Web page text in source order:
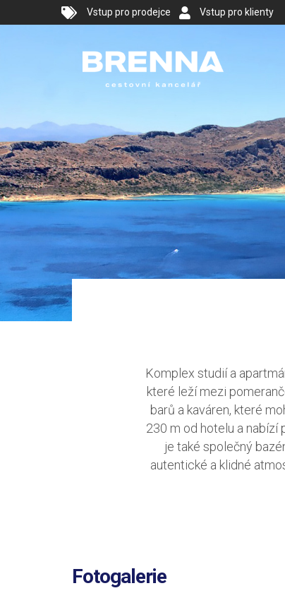
Vstup pro prodejce Vstup pro klienty
Komplex studií a
které leží mezi
barů a kaváren, které
230 m od hotelu a nabízí
je také společný
autentické a klidné
Fotogalerie